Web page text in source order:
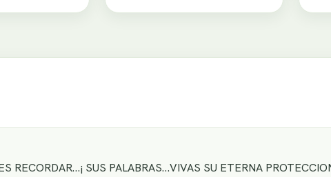
RECORDAR…¡ SUS PALABRAS…VIVAS SU ETERNA